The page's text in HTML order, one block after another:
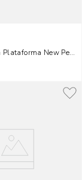
Plataforma New Pele